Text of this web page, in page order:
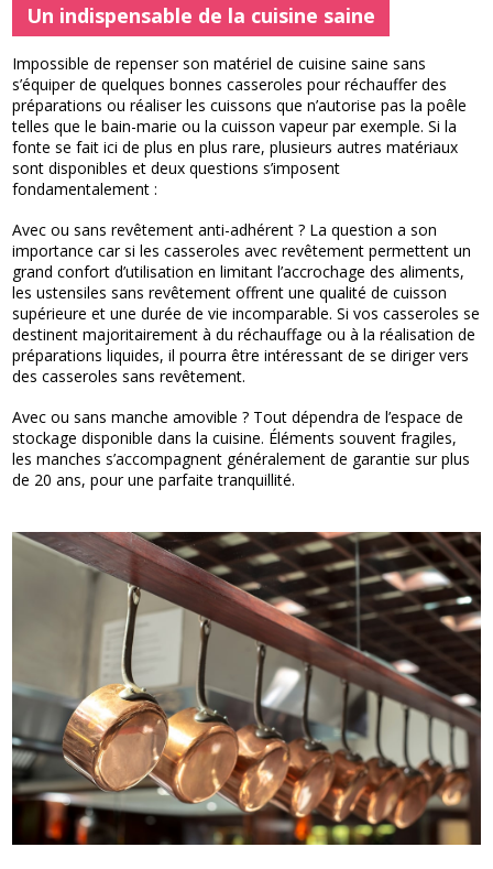
Un indispensable de la cuisine saine
Impossible de repenser son matériel de cuisine saine sans
s’équiper de quelques bonnes casseroles pour réchauffer des
préparations ou réaliser les cuissons que n’autorise pas la poêle
telles que le bain-marie ou la cuisson vapeur par exemple. Si la
fonte se fait ici de plus en plus rare, plusieurs autres matériaux
sont disponibles et deux questions s’imposent
fondamentalement :
Avec ou sans revêtement anti-adhérent ? La question a son
importance car si les casseroles avec revêtement permettent un
grand confort d’utilisation en limitant l’accrochage des aliments,
les ustensiles sans revêtement offrent une qualité de cuisson
supérieure et une durée de vie incomparable. Si vos casseroles se
destinent majoritairement à du réchauffage ou à la réalisation de
préparations liquides, il pourra être intéressant de se diriger vers
des casseroles sans revêtement.
Avec ou sans manche amovible ? Tout dépendra de l’espace de
stockage disponible dans la cuisine. Éléments souvent fragiles,
les manches s’accompagnent généralement de garantie sur plus
de 20 ans, pour une parfaite tranquillité.